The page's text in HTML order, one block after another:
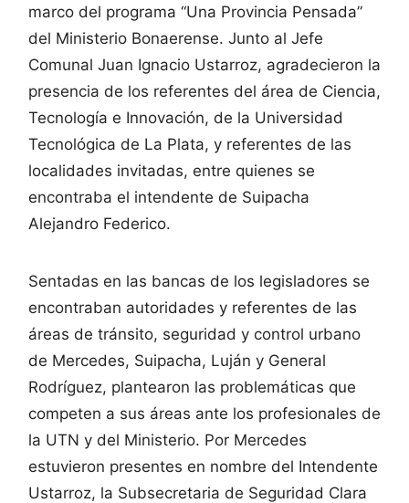
marco del programa “Una Provincia Pensada”
del Ministerio Bonaerense. Junto al Jefe
Comunal Juan Ignacio Ustarroz, agradecieron la
presencia de los referentes del área de Ciencia,
Tecnología e Innovación, de la Universidad
Tecnológica de La Plata, y referentes de las
localidades invitadas, entre quienes se
encontraba el intendente de Suipacha
Alejandro Federico.
Sentadas en las bancas de los legisladores se
encontraban autoridades y referentes de las
áreas de tránsito, seguridad y control urbano
de Mercedes, Suipacha, Luján y General
Rodríguez, plantearon las problemáticas que
competen a sus áreas ante los profesionales de
la UTN y del Ministerio. Por Mercedes
estuvieron presentes en nombre del Intendente
Ustarroz, la Subsecretaria de Seguridad Clara